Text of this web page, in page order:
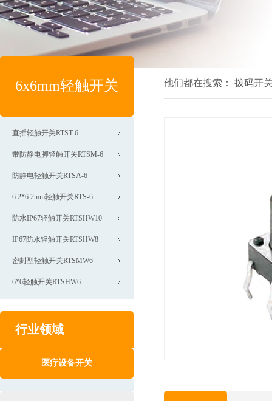
6x6mm轻触开关
直插轻触开关RTST-6
带防静电脚轻触开关RTSM-6
防静电轻触开关RTSA-6
6.2*6.2mm轻触开关RTS-6
防水IP67轻触开关RTSHW10
IP67防水轻触开关RTSHW8
密封型轻触开关RTSMW6
6*6轻触开关RTSHW6
行业领域
医疗设备开关
他们都在搜索： 拨码开